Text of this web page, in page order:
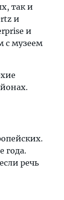
так и
и
и
с музеем
года.
речь